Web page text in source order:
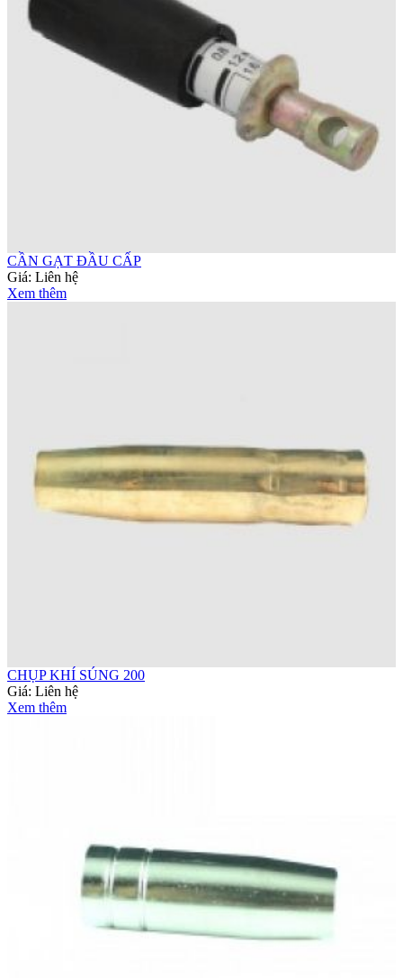
CẦN GẠT ĐẦU CẤP
Giá: Liên hệ
Xem thêm
CHỤP KHÍ SÚNG 200
Giá: Liên hệ
Xem thêm